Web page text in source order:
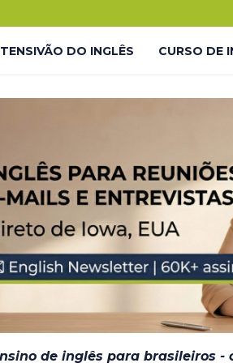
DO INGLÊS CURSO DE
LIVES GRATUITAS YOUTUBE –
LIVES
#INGLÊS7EM7 – THANK YOU
EM BREVE
de inglês para brasileiros